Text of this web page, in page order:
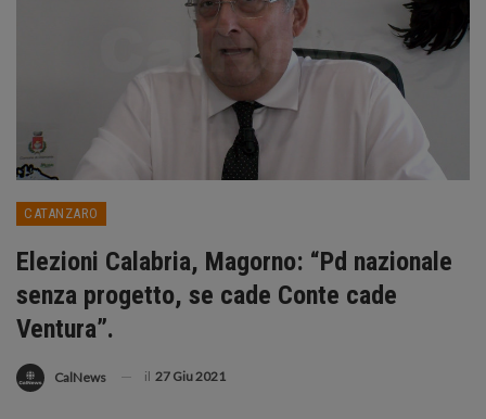
CATANZARO
Elezioni Calabria, Magorno: “Pd nazionale
senza progetto, se cade Conte cade
Ventura”.
CalNews il 27 Giu 2021